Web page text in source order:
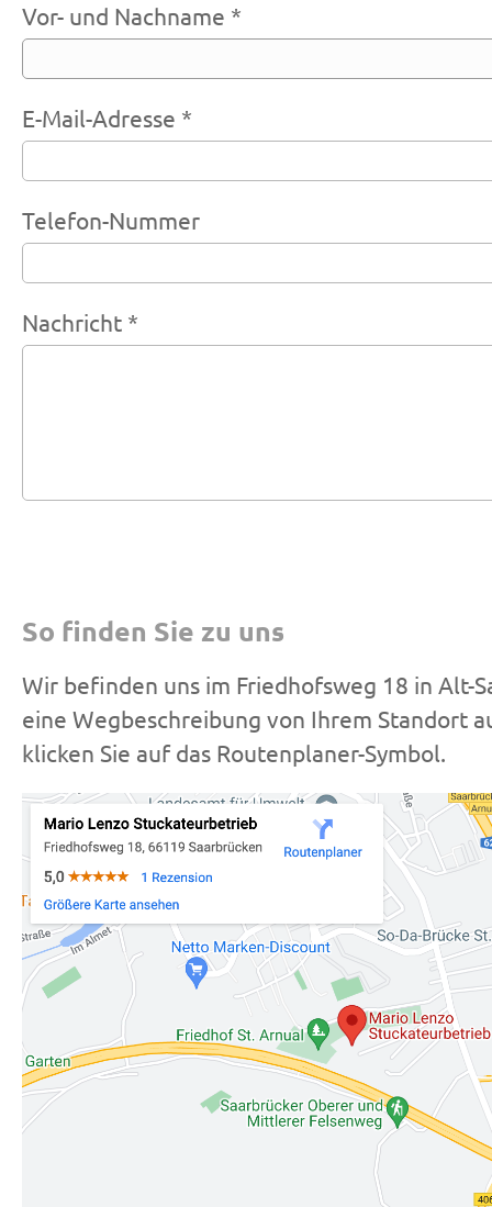
Vor- und Nachname *
E-Mail-Adresse *
Telefon-Nummer
Nachricht *
So finden Sie zu uns
Wir befinden uns im Friedhofsweg 18 in Alt-
eine Wegbeschreibung von Ihrem Standort
klicken Sie auf das Routenplaner-Symbol.